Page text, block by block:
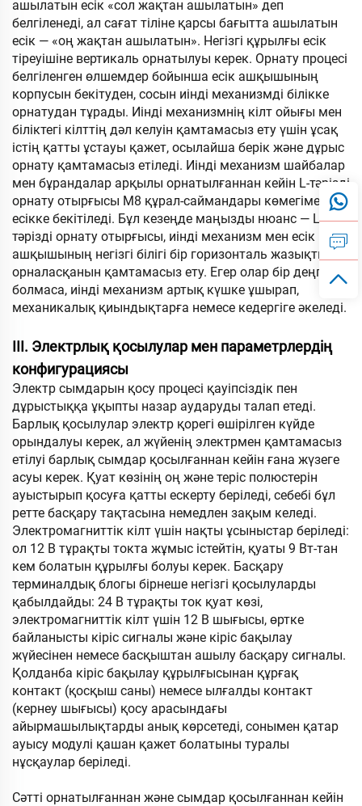
ашылатын есік «сол жақтан ашылатын» деп
белгіленеді, ал сағат тіліне қарсы бағытта ашылатын
есік — «оң жақтан ашылатын». Негізгі құрылғы есік
тіреуішіне вертикаль орнатылуы керек. Орнату процесі
белгіленген өлшемдер бойынша есік ашқышының
корпусын бекітуден, сосын иінді механизмді білікке
орнатудан тұрады. Иінді механизмнің кілт ойығы мен
біліктегі кілттің дәл келуін қамтамасыз ету үшін ұсақ
істің қатты ұстауы қажет, осылайша берік және дұрыс
орнату қамтамасыз етіледі. Иінді механизм шайбалар
мен бұрандалар арқылы орнатылғаннан кейін L-тәрізді
орнату отырғысы M8 құрал-саймандары көмегімен
есікке бекітіледі. Бұл кезеңде маңызды нюанс — L-
тәрізді орнату отырғысы, иінді механизм мен есік
ашқышының негізгі білігі бір горизонталь жазықтықта
орналасқанын қамтамасыз ету. Егер олар бір деңгейде
болмаса, иінді механизм артық күшке ұшырап,
механикалық қиындықтарға немесе кедергіге әкеледі.
III. Электрлық қосылулар мен параметрлердің
конфигурациясы
Электр сымдарын қосу процесі қауіпсіздік пен
дұрыстыққа ұқыпты назар аударуды талап етеді.
Барлық қосылулар электр қорегі өшірілген күйде
орындалуы керек, ал жүйенің электрмен қамтамасыз
етілуі барлық сымдар қосылғаннан кейін ғана жүзеге
асуы керек. Қуат көзінің оң және теріс полюстерін
ауыстырып қосуға қатты ескерту беріледі, себебі бұл
ретте басқару тақтасына немедлен зақым келеді.
Электромагниттік кілт үшін нақты ұсыныстар беріледі:
ол 12 В тұрақты токта жұмыс істейтін, қуаты 9 Вт-тан
кем болатын құрылғы болуы керек. Басқару
терминалдық блогы бірнеше негізгі қосылуларды
қабылдайды: 24 В тұрақты ток қуат көзі,
электромагниттік кілт үшін 12 В шығысы, өртке
байланысты кіріс сигналы және кіріс бақылау
жүйесінен немесе басқыштан ашылу басқару сигналы.
Қолданба кіріс бақылау құрылғысынан құрғақ
контакт (қосқыш саны) немесе ылғалды контакт
(кернеу шығысы) қосу арасындағы
айырмашылықтарды анық көрсетеді, сонымен қатар
ауысу модулі қашан қажет болатыны туралы
нұсқаулар беріледі.
Сәтті орнатылғаннан және сымдар қосылғаннан кейін